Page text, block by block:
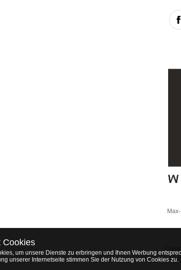
Cookies
um unsere Dienste zu erbringen und Ihnen Werbung
unserer Internetseite stimmen Sie der Nutzung von Cookies zu.